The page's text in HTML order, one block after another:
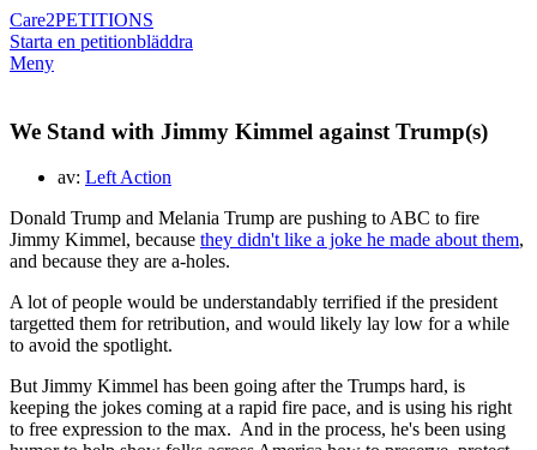
Care2PETITIONS
Starta en petitionbläddra
Meny
We Stand with Jimmy Kimmel against Trump(s)
av: Left Action
Donald Trump and Melania Trump are pushing to ABC to fire
Jimmy Kimmel, because they didn't like a joke he made about them,
and because they are a-holes.
A lot of people would be understandably terrified if the president
targetted them for retribution, and would likely lay low for a while
to avoid the spotlight.
But Jimmy Kimmel has been going after the Trumps hard, is
keeping the jokes coming at a rapid fire pace, and is using his right
to free expression to the max. And in the process, he's been using